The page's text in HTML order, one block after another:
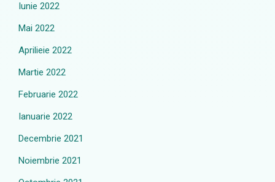
Iunie 2022
Mai 2022
Aprilieie 2022
Martie 2022
Februarie 2022
Ianuarie 2022
Decembrie 2021
Noiembrie 2021